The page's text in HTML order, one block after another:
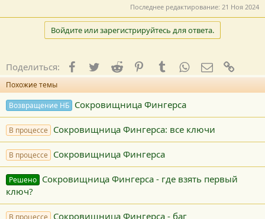
Последнее редактирование: 21 Ноя 2024
Войдите или зарегистрируйтесь для ответа.
Поделиться: Facebook
TwitterReddit PinterestTumblrWhatsApp
E-mail
Похожие темы
Возвращение НБ Сокровищница Фингерса
В процессе Сокровищница Фингерса: все ключи
В процессе Сокровищница Фингерса
Решено Сокровищница Фингерса - где взять первый
ключ?
В процессе Сокровищница Фингерса - баг